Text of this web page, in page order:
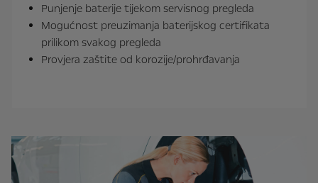
Punjenje baterije tijekom servisnog pregleda
Mogućnost preuzimanja baterijskog certifikata
prilikom svakog pregleda
Provjera zaštite od korozije/prohrđavanja